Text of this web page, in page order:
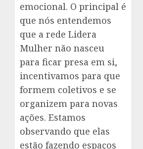
emocional. O principal é
que nós entendemos
que a rede Lidera
Mulher não nasceu
para ficar presa em si,
incentivamos para que
formem coletivos e se
organizem para novas
ações. Estamos
observando que elas
estão fazendo espaços